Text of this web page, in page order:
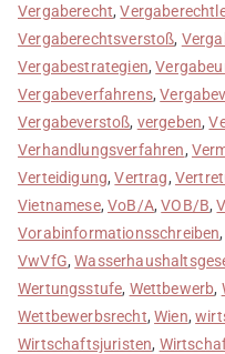
Vergaberecht,
Vergaberechtsverstoß,
Vergabestrategien,
Vergabeverfahrens,
Vergabeverstoß, vergeben,
Verhandlungsverfahren,
Verteidigung,Vertrag,
Vietnamese,VoB/A,VOB/B,
Vorabinformationsschreiben,
VwVfG,
Wertungsstufe, Wettbewerb,
Wettbewerbsrecht,Wien,
Wirtschaftsjuristen,